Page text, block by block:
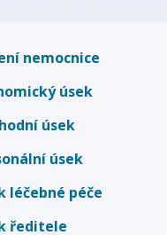
nemocnice
úsek
úsek
úsek
léčebné péče
ředitele